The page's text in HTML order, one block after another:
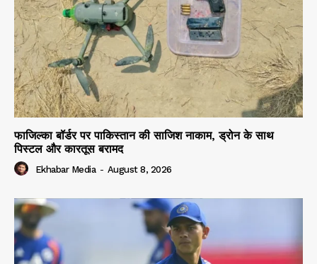
फाजिल्का बॉर्डर पर पाकिस्तान की साजिश नाकाम, ड्रोन के साथ
पिस्टल और कारतूस बरामद
Ekhabar Media - August 8, 2026